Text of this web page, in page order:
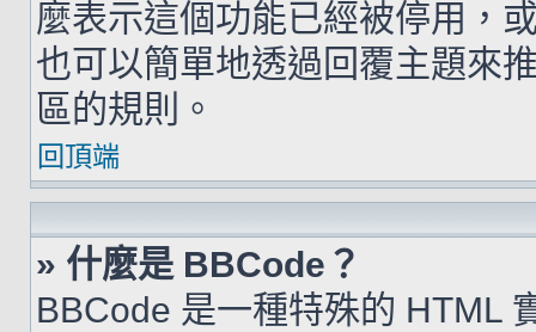
麼表示這個功能已經被停用，
也可以簡單地透過回覆主題來
區的規則。
回頂端
» 什麼是 BBCode？
BBCode 是一種特殊的 HTML